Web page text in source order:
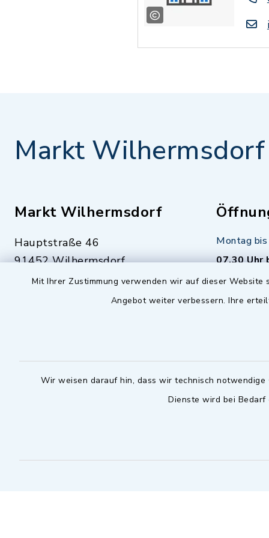
Mit Ihrer Zustimmung verwenden wir auf dieser
Angebot weiter verbessern. Ihre
Wir weisen darauf hin, dass wir technisch
Dienste wird bei
Markt Wilhermsdorf
Markt Wilhermsdorf
Hauptstraße 46
91452 Wilhermsdorf
09102 9958-0
09102 9958-111
Notfallnummer Bauhof
0151 57140232
Montag
07.30 Uhr
möglich -